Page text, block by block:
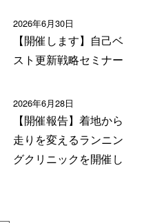
2026年6月30日
【開催します】自己ベ
スト更新戦略セミナー
2026年6月28日
【開催報告】着地から
走りを変えるランニン
グクリニックを開催し